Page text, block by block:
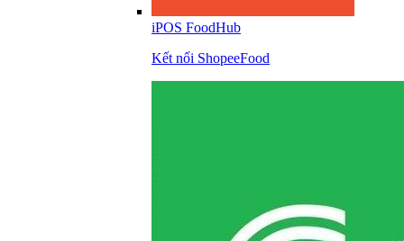
iPOS FoodHub
Kết nối ShopeeFood